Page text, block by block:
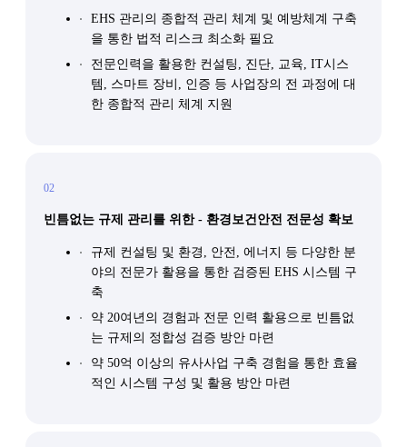
EHS 관리의 종합적 관리 체계 및 예방체계 구축
을 통한 법적 리스크 최소화 필요
전문인력을 활용한 컨설팅, 진단, 교육, IT시스
템, 스마트 장비, 인증 등 사업장의 전 과정에 대
한 종합적 관리 체계 지원
02
빈틈없는 규제 관리를 위한 - 환경보건안전 전문성 확보
규제 컨설팅 및 환경, 안전, 에너지 등 다양한 분
야의 전문가 활용을 통한 검증된 EHS 시스템 구
축
약 20여년의 경험과 전문 인력 활용으로 빈틈없
는 규제의 정합성 검증 방안 마련
약 50억 이상의 유사사업 구축 경험을 통한 효율
적인 시스템 구성 및 활용 방안 마련